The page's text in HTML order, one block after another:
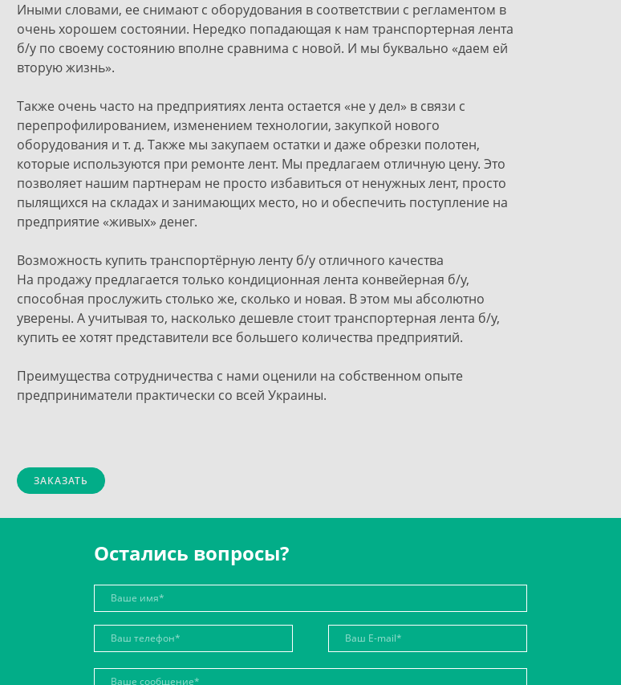
Иными словами, ее снимают с оборудования в соответствии с регламентом в
очень хорошем состоянии. Нередко попадающая к нам транспортерная лента
б/у по своему состоянию вполне сравнима с новой. И мы буквально «даем ей
вторую жизнь».
Также очень часто на предприятиях лента остается «не у дел» в связи с
перепрофилированием, изменением технологии, закупкой нового
оборудования и т. д. Также мы закупаем остатки и даже обрезки полотен,
которые используются при ремонте лент. Мы предлагаем отличную цену. Это
позволяет нашим партнерам не просто избавиться от ненужных лент, просто
пылящихся на складах и занимающих место, но и обеспечить поступление на
предприятие «живых» денег.
Возможность купить транспортёрную ленту б/у отличного качества
На продажу предлагается только кондиционная лента конвейерная б/у,
способная прослужить столько же, сколько и новая. В этом мы абсолютно
уверены. А учитывая то, насколько дешевле стоит транспортерная лента б/у,
купить ее хотят представители все большего количества предприятий.
Преимущества сотрудничества с нами оценили на собственном опыте
предприниматели практически со всей Украины.
ЗАКАЗАТЬ
Остались вопросы?